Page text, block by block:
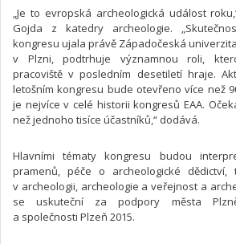
„Je to evropská archeologická událost
Gojda z katedry archeologie.
kongresu ujala právě Západočeská univerzita
v Plzni, podtrhuje významnou roli,
pracoviště v posledním desetiletí hraje.
letošním kongresu bude otevřeno více než
je nejvíce v celé historii kongresů EAA.
než jednoho tisíce účastníků,“ dodává.
Hlavními tématy kongresu budou
pramenů, péče o archeologické dědictví,
v archeologii, archeologie a veřejnost a
se uskuteční za podpory města
a společnosti Plzeň 2015.